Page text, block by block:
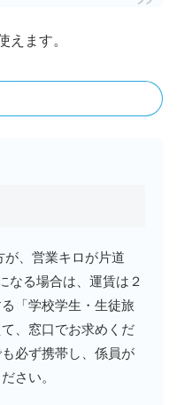
えます。
、営業キロが片道
なる場合は、運賃は２
「学校学生・生徒旅
、窓口でお求めくだ
必ず携帯し、係員が
さい。